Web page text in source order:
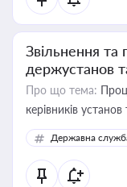
Звільнення та
держустанов
Про що тема:
керівників
Державна